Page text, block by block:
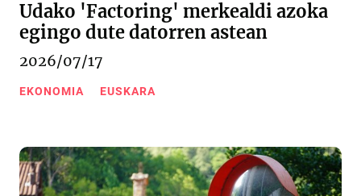
Udako 'Factoring' merkealdi azoka
egingo dute datorren astean
2026/07/17
EKONOMIA EUSKARA